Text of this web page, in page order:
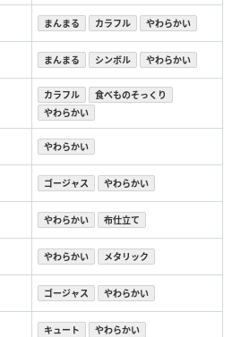
まんまる カラフル やわらかい
まんまる シンボル やわらかい
カラフル
食べものそっくり
やわらかい
やわらかい
ゴージャス やわらかい
やわらかい 布仕立て
やわらかい メタリック
ゴージャス やわらかい
キュート やわらかい